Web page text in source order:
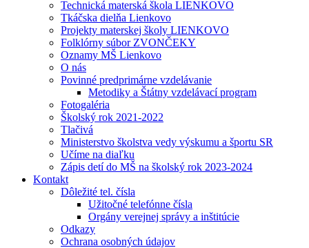
Technická materská škola LIENKOVO
Tkáčska dielňa Lienkovo
Projekty materskej školy LIENKOVO
Folklórny súbor ZVONČEKY
Oznamy MŠ Lienkovo
O nás
Povinné predprimárne vzdelávanie
Metodiky a Štátny vzdelávací program
Fotogaléria
Školský rok 2021-2022
Tlačivá
Ministerstvo školstva vedy výskumu a športu SR
Učíme na diaľku
Zápis detí do MŠ na školský rok 2023-2024
Kontakt
Dôležité tel. čísla
Užitočné telefónne čísla
Orgány verejnej správy a inštitúcie
Odkazy
Ochrana osobných údajov